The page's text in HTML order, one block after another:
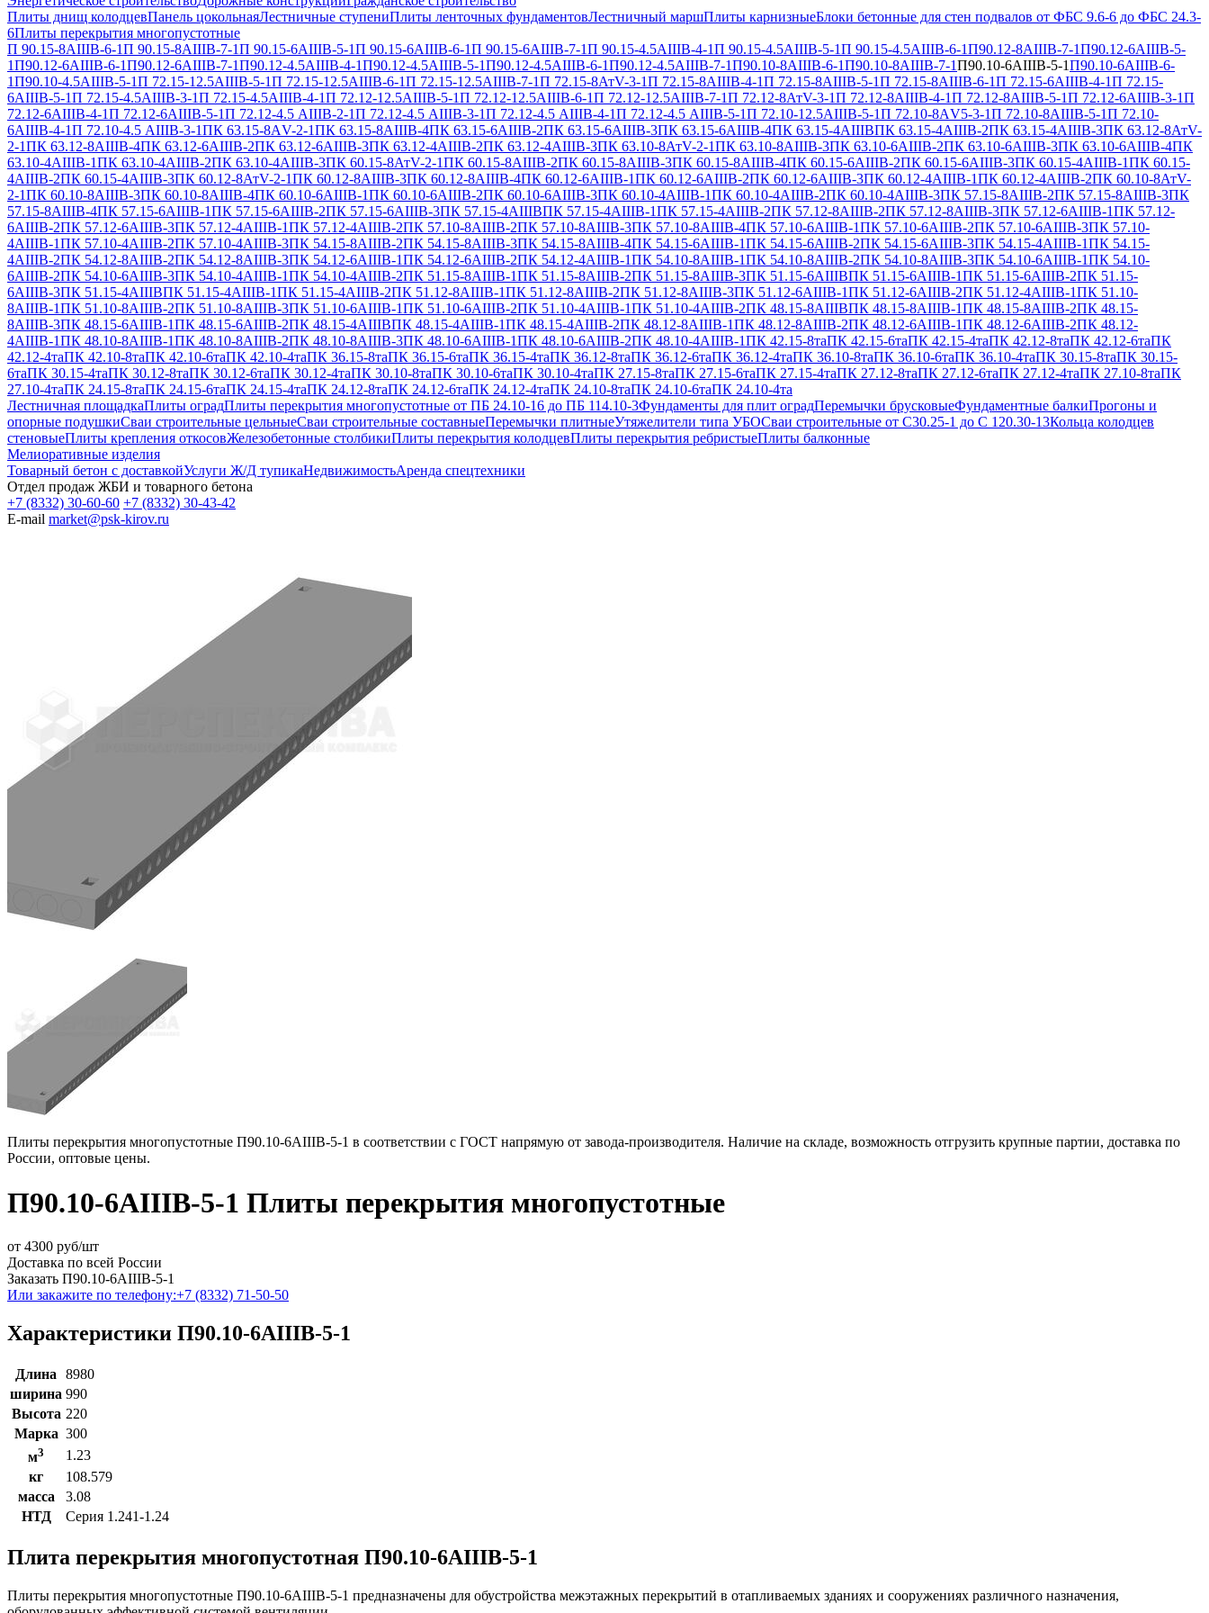
Плиты днищ колодцевПанель цокольнаяЛестничные ступениПлиты ленточных фундаментовЛестничный маршПлиты карнизныеБлоки бетонные для стен подвалов от ФБС 9.6-6 до ФБС 24.3-
6Плиты перекрытия многопустотные
П 90.15-8АIIIВ-6-1П 90.15-8АIIIВ-7-1П 90.15-6АIIIВ-5-1П 90.15-6АIIIВ-6-1П 90.15-6АIIIВ-7-1П 90.15-4.5АIIIВ-4-1П 90.15-4.5АIIIВ-5-1П 90.15-4.5АIIIВ-6-1П90.12-8АIIIВ-7-1П90.12-6АIIIВ-5-
1П90.12-6АIIIВ-6-1П90.12-6АIIIВ-7-1П90.12-4.5АIIIВ-4-1П90.12-4.5АIIIВ-5-1П90.12-4.5АIIIВ-6-1П90.12-4.5АIIIВ-7-1П90.10-8АIIIВ-6-1П90.10-8АIIIВ-7-1П90.10-6АIIIВ-5-1П90.10-6АIIIВ-6-
1П90.10-4.5АIIIВ-5-1П 72.15-12.5АIIIВ-5-1П 72.15-12.5АIIIВ-6-1П 72.15-12.5АIIIВ-7-1П 72.15-8АтV-3-1П 72.15-8АIIIВ-4-1П 72.15-8АIIIВ-5-1П 72.15-8АIIIВ-6-1П 72.15-6АIIIВ-4-1П 72.15-
6АIIIВ-5-1П 72.15-4.5АIIIВ-3-1П 72.15-4.5АIIIВ-4-1П 72.12-12.5АIIIВ-5-1П 72.12-12.5АIIIВ-6-1П 72.12-12.5АIIIВ-7-1П 72.12-8АтV-3-1П 72.12-8АIIIВ-4-1П 72.12-8АIIIВ-5-1П 72.12-6АIIIВ-3-1П
72.12-6АIIIВ-4-1П 72.12-6АIIIВ-5-1П 72.12-4.5 АIIIВ-2-1П 72.12-4.5 АIIIВ-3-1П 72.12-4.5 АIIIВ-4-1П 72.12-4.5 АIIIВ-5-1П 72.10-12.5АIIIВ-5-1П 72.10-8АV5-3-1П 72.10-8АIIIВ-5-1П 72.10-
6АIIIВ-4-1П 72.10-4.5 АIIIВ-3-1ПК 63.15-8АV-2-1ПК 63.15-8АIIIВ-4ПК 63.15-6АIIIВ-2ПК 63.15-6АIIIВ-3ПК 63.15-6АIIIВ-4ПК 63.15-4АIIIВПК 63.15-4АIIIВ-2ПК 63.15-4АIIIВ-3ПК 63.12-8АтV-
2-1ПК 63.12-8АIIIВ-4ПК 63.12-6АIIIВ-2ПК 63.12-6АIIIВ-3ПК 63.12-4АIIIВ-2ПК 63.12-4АIIIВ-3ПК 63.10-8АтV-2-1ПК 63.10-8АIIIВ-3ПК 63.10-6АIIIВ-2ПК 63.10-6АIIIВ-3ПК 63.10-6АIIIВ-4ПК
63.10-4АIIIВ-1ПК 63.10-4АIIIВ-2ПК 63.10-4АIIIВ-3ПК 60.15-8АтV-2-1ПК 60.15-8АIIIВ-2ПК 60.15-8АIIIВ-3ПК 60.15-8АIIIВ-4ПК 60.15-6АIIIВ-2ПК 60.15-6АIIIВ-3ПК 60.15-4АIIIВ-1ПК 60.15-
4АIIIВ-2ПК 60.15-4АIIIВ-3ПК 60.12-8АтV-2-1ПК 60.12-8АIIIВ-3ПК 60.12-8АIIIВ-4ПК 60.12-6АIIIВ-1ПК 60.12-6АIIIВ-2ПК 60.12-6АIIIВ-3ПК 60.12-4АIIIВ-1ПК 60.12-4АIIIВ-2ПК 60.10-8АтV-
2-1ПК 60.10-8АIIIВ-3ПК 60.10-8АIIIВ-4ПК 60.10-6АIIIВ-1ПК 60.10-6АIIIВ-2ПК 60.10-6АIIIВ-3ПК 60.10-4АIIIВ-1ПК 60.10-4АIIIВ-2ПК 60.10-4АIIIВ-3ПК 57.15-8АIIIВ-2ПК 57.15-8АIIIВ-3ПК
57.15-8АIIIВ-4ПК 57.15-6АIIIВ-1ПК 57.15-6АIIIВ-2ПК 57.15-6АIIIВ-3ПК 57.15-4АIIIВПК 57.15-4АIIIВ-1ПК 57.15-4АIIIВ-2ПК 57.12-8АIIIВ-2ПК 57.12-8АIIIВ-3ПК 57.12-6АIIIВ-1ПК 57.12-
6АIIIВ-2ПК 57.12-6АIIIВ-3ПК 57.12-4АIIIВ-1ПК 57.12-4АIIIВ-2ПК 57.10-8АIIIВ-2ПК 57.10-8АIIIВ-3ПК 57.10-8АIIIВ-4ПК 57.10-6АIIIВ-1ПК 57.10-6АIIIВ-2ПК 57.10-6АIIIВ-3ПК 57.10-
4АIIIВ-1ПК 57.10-4АIIIВ-2ПК 57.10-4АIIIВ-3ПК 54.15-8АIIIВ-2ПК 54.15-8АIIIВ-3ПК 54.15-8АIIIВ-4ПК 54.15-6АIIIВ-1ПК 54.15-6АIIIВ-2ПК 54.15-6АIIIВ-3ПК 54.15-4АIIIВ-1ПК 54.15-
4АIIIВ-2ПК 54.12-8АIIIВ-2ПК 54.12-8АIIIВ-3ПК 54.12-6АIIIВ-1ПК 54.12-6АIIIВ-2ПК 54.12-4АIIIВ-1ПК 54.10-8АIIIВ-1ПК 54.10-8АIIIВ-2ПК 54.10-8АIIIВ-3ПК 54.10-6АIIIВ-1ПК 54.10-
6АIIIВ-2ПК 54.10-6АIIIВ-3ПК 54.10-4АIIIВ-1ПК 54.10-4АIIIВ-2ПК 51.15-8АIIIВ-1ПК 51.15-8АIIIВ-2ПК 51.15-8АIIIВ-3ПК 51.15-6АIIIВПК 51.15-6АIIIВ-1ПК 51.15-6АIIIВ-2ПК 51.15-
6АIIIВ-3ПК 51.15-4АIIIВПК 51.15-4АIIIВ-1ПК 51.15-4АIIIВ-2ПК 51.12-8АIIIВ-1ПК 51.12-8АIIIВ-2ПК 51.12-8АIIIВ-3ПК 51.12-6АIIIВ-1ПК 51.12-6АIIIВ-2ПК 51.12-4АIIIВ-1ПК 51.10-
8АIIIВ-1ПК 51.10-8АIIIВ-2ПК 51.10-8АIIIВ-3ПК 51.10-6АIIIВ-1ПК 51.10-6АIIIВ-2ПК 51.10-4АIIIВ-1ПК 51.10-4АIIIВ-2ПК 48.15-8АIIIВПК 48.15-8АIIIВ-1ПК 48.15-8АIIIВ-2ПК 48.15-
8АIIIВ-3ПК 48.15-6АIIIВ-1ПК 48.15-6АIIIВ-2ПК 48.15-4АIIIВПК 48.15-4АIIIВ-1ПК 48.15-4АIIIВ-2ПК 48.12-8АIIIВ-1ПК 48.12-8АIIIВ-2ПК 48.12-6АIIIВ-1ПК 48.12-6АIIIВ-2ПК 48.12-
4АIIIВ-1ПК 48.10-8АIIIВ-1ПК 48.10-8АIIIВ-2ПК 48.10-8АIIIВ-3ПК 48.10-6АIIIВ-1ПК 48.10-6АIIIВ-2ПК 48.10-4АIIIВ-1ПК 42.15-8таПК 42.15-6таПК 42.15-4таПК 42.12-8таПК 42.12-6таПК
42.12-4таПК 42.10-8таПК 42.10-6таПК 42.10-4таПК 36.15-8таПК 36.15-6таПК 36.15-4таПК 36.12-8таПК 36.12-6таПК 36.12-4таПК 36.10-8таПК 36.10-6таПК 36.10-4таПК 30.15-8таПК 30.15-
6таПК 30.15-4таПК 30.12-8таПК 30.12-6таПК 30.12-4таПК 30.10-8таПК 30.10-6таПК 30.10-4таПК 27.15-8таПК 27.15-6таПК 27.15-4таПК 27.12-8таПК 27.12-6таПК 27.12-4таПК 27.10-8таПК
27.10-4таПК 24.15-8таПК 24.15-6таПК 24.15-4таПК 24.12-8таПК 24.12-6таПК 24.12-4таПК 24.10-8таПК 24.10-6таПК 24.10-4та
Лестничная площадкаПлиты оградПлиты перекрытия многопустотные от ПБ 24.10-16 до ПБ 114.10-3Фундаменты для плит оградПеремычки брусковыеФундаментные балкиПрогоны и
опорные подушкиСваи строительные цельныеСваи строительные составныеПеремычки плитныеУтяжелители типа УБОСваи строительные от С30.25-1 до С 120.30-13Кольца колодцев
стеновыеПлиты крепления откосовЖелезобетонные столбикиПлиты перекрытия колодцевПлиты перекрытия ребристыеПлиты балконные
Мелиоративные изделия
Товарный бетон с доставкойУслуги Ж/Д тупикаНедвижимостьАренда спецтехники
Отдел продаж ЖБИ и товарного бетона
+7 (8332) 30-60-60 +7 (8332) 30-43-42
E-mail market@psk-kirov.ru
Плиты перекрытия многопустотные П90.10-6АIIIВ-5-1 в соответствии с ГОСТ напрямую от завода-производителя. Наличие на складе, возможность отгрузить крупные партии, доставка по
России, оптовые цены.
П90.10-6АIIIВ-5-1 Плиты перекрытия многопустотные
от 4300 руб/шт
Доставка по всей России
Заказать П90.10-6АIIIВ-5-1
Или закажите по телефону:+7 (8332) 71-50-50
Характеристики П90.10-6АIIIВ-5-1
Длина
8980
ширина 990
Высота 220
Марка 300
м3
1.23
кг
108.579
масса
3.08
НТД
Серия 1.241-1.24
Плита перекрытия многопустотная П90.10-6АIIIВ-5-1
Плиты перекрытия многопустотные П90.10-6АIIIВ-5-1 предназначены для обустройства межэтажных перекрытий в отапливаемых зданиях и сооружениях различного назначения,